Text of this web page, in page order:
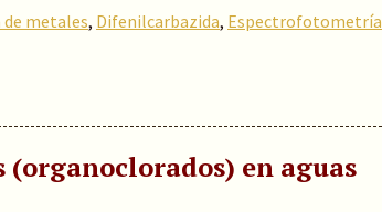
metales, Difenilcarbazida, Espectrofotometría
en aguas